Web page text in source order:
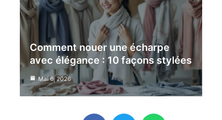
Comment nouer une écharpe
avec élégance : 10 façons stylées
Mai 6, 2026